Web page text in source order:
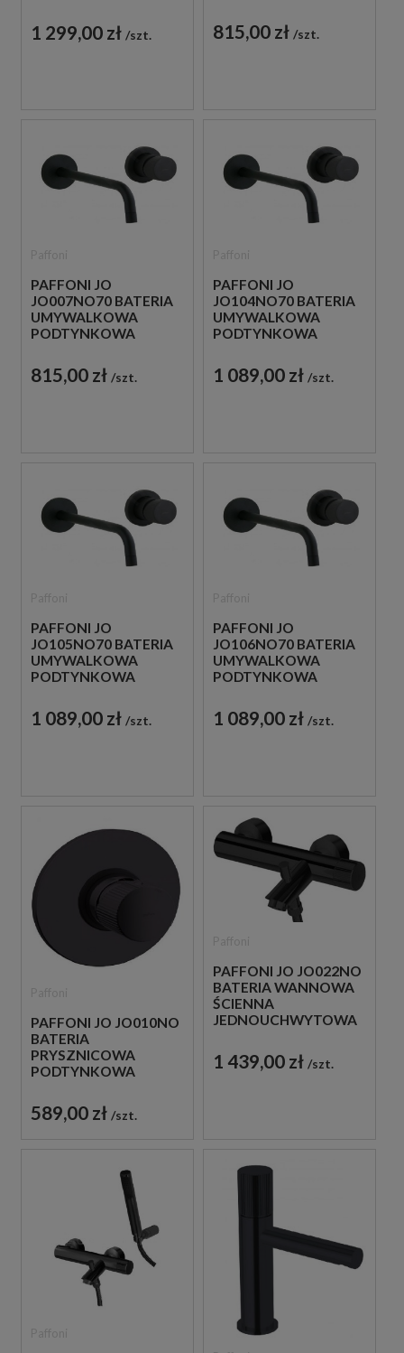
CZARNA
1 299,00 zł szt.
CZARNA
815,00 zł szt.
PAFFONI JO
JO007NO70 BATERIA
UMYWALKOWA
PODTYNKOWA
CZARNA
815,00 zł szt.
PAFFONI JO
JO104NO70 BATERIA
UMYWALKOWA
PODTYNKOWA
CZARNA
1 089,00 zł szt.
PAFFONI JO
JO105NO70 BATERIA
UMYWALKOWA
PODTYNKOWA
CZARNA
1 089,00 zł szt.
PAFFONI JO
JO106NO70 BATERIA
UMYWALKOWA
PODTYNKOWA
CZARNA
1 089,00 zł szt.
PAFFONI JO JO010NO
BATERIA
PRYSZNICOWA
PODTYNKOWA
CZARNA
589,00 zł szt.
PAFFONI JO JO022NO
BATERIA WANNOWA
ŚCIENNA
JEDNOUCHWYTOWA
1 439,00 zł szt.